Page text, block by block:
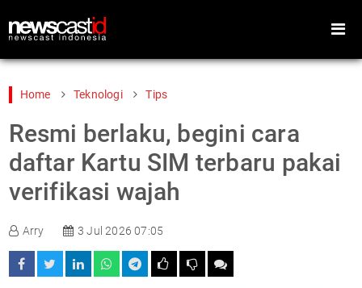
Home
Peristiwa
Gaya Hidup
Video
Foto
Home Teknologi Tips
Resmi berlaku, begini cara
daftar Kartu SIM terbaru pakai
verifikasi wajah
Arry 3 Jul 2026 07:05